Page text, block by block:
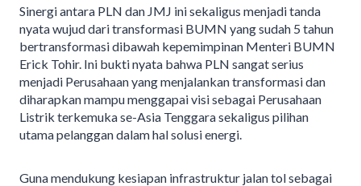
Sinergi antara PLN dan JMJ ini sekaligus menjadi tanda
nyata wujud dari transformasi BUMN yang sudah 5 tahun
bertransformasi dibawah kepemimpinan Menteri BUMN
Erick Tohir. Ini bukti nyata bahwa PLN sangat serius
menjadi Perusahaan yang menjalankan transformasi dan
diharapkan mampu menggapai visi sebagai Perusahaan
Listrik terkemuka se-Asia Tenggara sekaligus pilihan
utama pelanggan dalam hal solusi energi.
Guna mendukung kesiapan infrastruktur jalan tol sebagai